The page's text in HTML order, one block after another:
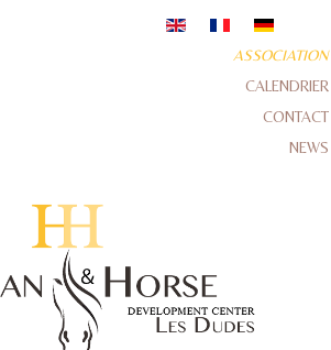
ASSOCIATION
CALENDRIER
CONTACT
NEWS